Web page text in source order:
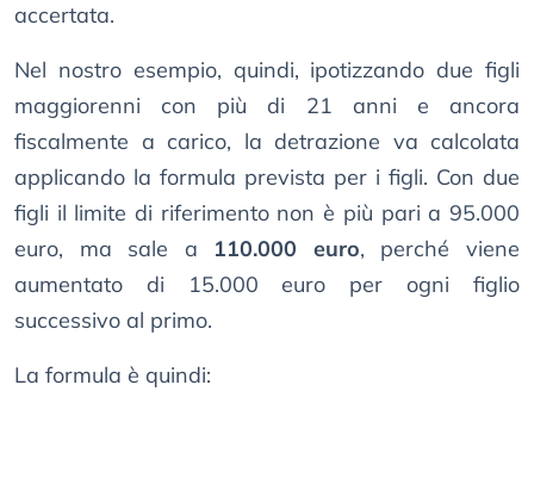
accertata.
Nel nostro esempio, quindi, ipotizzando due figli
maggiorenni con più di 21 anni e ancora
fiscalmente a carico, la detrazione va calcolata
applicando la formula prevista per i figli. Con due
figli il limite di riferimento non è più pari a 95.000
euro, ma sale a 110.000 euro, perché viene
aumentato di 15.000 euro per ogni figlio
successivo al primo.
La formula è quindi: